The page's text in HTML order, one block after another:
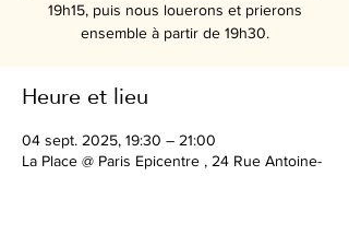
19h15, puis nous louerons et prierons
ensemble à partir de 19h30.
Heure et lieu
04 sept. 2025, 19:30 – 21:00
La Place @ Paris Epicentre , 24 Rue Antoine-